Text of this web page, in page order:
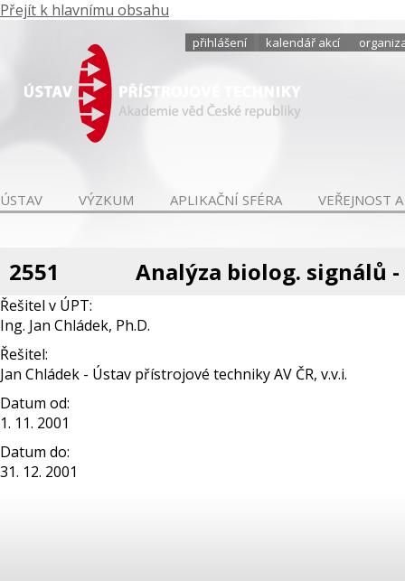
Přejít k hlavnímu obsahu
přihlášení kalendář akcí
ÚSTAV VÝZKUM APLIKAČNÍ SFÉRA VEŘEJNOST
2551 Analýza biolog. signálů -
Řešitel v ÚPT:
Ing. Jan Chládek, Ph.D.
Řešitel:
Jan Chládek - Ústav přístrojové techniky AV ČR, v.v.i.
Datum od:
1. 11. 2001
Datum do:
31. 12. 2001